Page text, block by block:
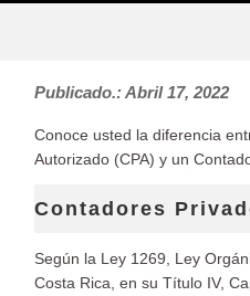
Contador
Privado? Qué
Publicado.: Abril 17, 2022
Conoce usted la diferencia
Autorizado (CPA) y un
Contadores
Según la Ley 1269, Ley
Costa Rica, en su Título IV,